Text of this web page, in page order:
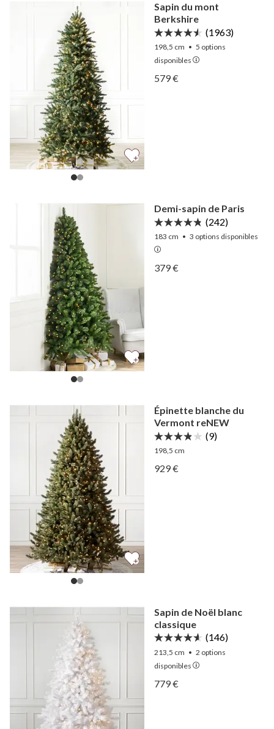
Sapin du mont
Berkshire
(1963)
198,5 cm • 5 options
disponibles
Afficher Sapin du mont
Afficher Sapin du mont
579 €
Demi-sapin de Paris
(242)
183 cm • 3 options disponibles
Afficher Demi-sapin de
Afficher Demi-sapin de
379 €
Épinette blanche du
Vermont reNEW
(9)
198,5 cm
Afficher Épinette blanche
Afficher Épinette blanche
929 €
Sapin de Noël blanc
classique
(146)
213,5 cm • 2 options
disponibles
Afficher Sapin de Noël
Afficher Sapin de Noël
779 €